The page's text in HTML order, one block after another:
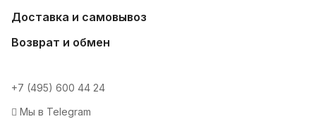
Доставка и самовывоз
Возврат и обмен
+7 (495) 600 44 24
Мы в Telegram